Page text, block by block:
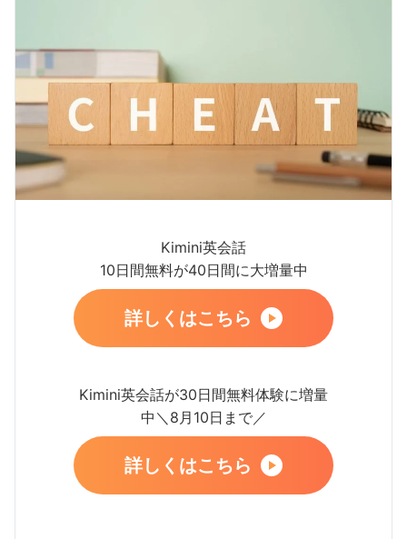
Kimini英会話
10日間無料が40日間に大増量中
詳しくはこちら
Kimini英会話が30日間無料体験に増量
中＼8月10日まで／
詳しくはこちら